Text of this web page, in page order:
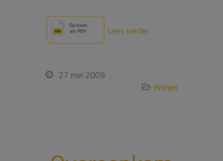
Lees verder
 27 mei 2009
 Wonen